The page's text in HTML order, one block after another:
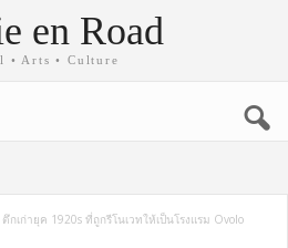
en Road
• Arts • Culture
ตึกเก่ายุค 1920s ที่ถูกรีโนเวทให้เป็นโรงแรม Ovolo